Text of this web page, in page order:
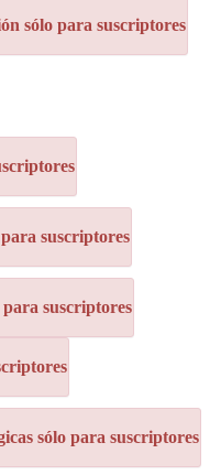
sólo para suscriptores
suscriptores
para suscriptores
sólo para suscriptores